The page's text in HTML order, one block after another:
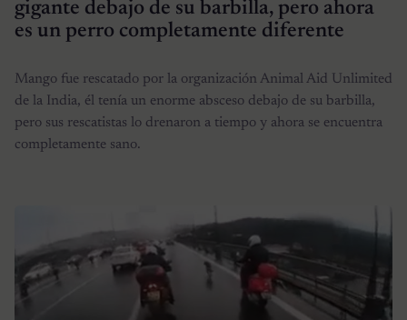
gigante debajo de su barbilla, pero ahora
es un perro completamente diferente
Mango fue rescatado por la organización Animal Aid Unlimited
de la India, él tenía un enorme absceso debajo de su barbilla,
pero sus rescatistas lo drenaron a tiempo y ahora se encuentra
completamente sano.